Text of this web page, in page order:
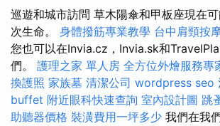
巡遊和城市訪問 草木陽傘和甲板座現在
次生命。 身體撥筋專業教學 台中肩頸按
您也可以在Invia.cz，Invia.sk和
們。 護理之家 單人房 全方位外燴服務專
換護照 家族墓 清潔公司 wordpress seo
buffet 附近眼科快速查詢 室內設計圖 跳
助聽器價格 裝潢費用一坪多少 我們在我